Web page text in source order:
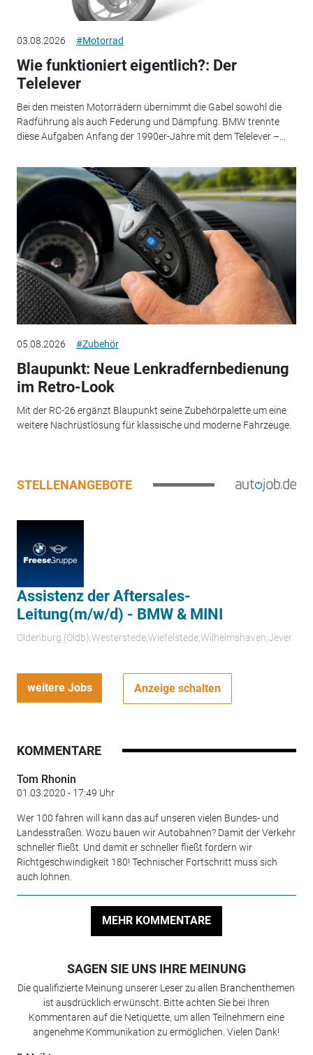
03.08.2026 #Motorrad
Wie funktioniert eigentlich?: Der
Telelever
Bei den meisten Motorrädern übernimmt die Gabel sowohl die
Radführung als auch Federung und Dämpfung. BMW trennte
diese Aufgaben Anfang der 1990er-Jahre mit dem Telelever –...
05.08.2026 #Zubehör
Blaupunkt: Neue Lenkradfernbedienung
im Retro-Look
Mit der RC-26 ergänzt Blaupunkt seine Zubehörpalette um eine
weitere Nachrüstlösung für klassische und moderne Fahrzeuge.
STELLENANGEBOTE
Assistenz der Aftersales-
Leitung(m/w/d) - BMW & MINI
Oldenburg (Oldb);Westerstede;Wiefelstede;Wilhelmshaven;Jever
weitere Jobs Anzeige schalten
KOMMENTARE
Tom Rhonin
01.03.2020 - 17:49 Uhr
Wer 100 fahren will kann das auf unseren vielen Bundes- und
Landesstraßen. Wozu bauen wir Autobahnen? Damit der Verkehr
schneller fließt. Und damit er schneller fließt fordern wir
Richtgeschwindigkeit 180! Technischer Fortschritt muss sich
auch lohnen.
MEHR KOMMENTARE
SAGEN SIE UNS IHRE MEINUNG
Die qualifizierte Meinung unserer Leser zu allen Branchenthemen
ist ausdrücklich erwünscht. Bitte achten Sie bei Ihren
Kommentaren auf die Netiquette, um allen Teilnehmern eine
angenehme Kommunikation zu ermöglichen. Vielen Dank!